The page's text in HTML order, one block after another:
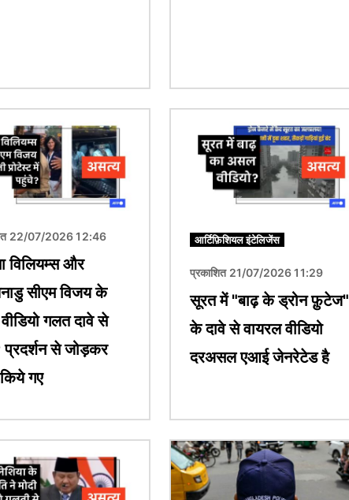
22/07/2026 12:46
विलियम्स और
सीएम विजय के
गलत दावे से
से जोड़कर
गए
आर्टिफ़िशियल इंटेलिजेंस
प्रकाशित 21/07/2026 11:29
सूरत में "बाढ़ के ड्रोन फ़ुटेज"
के दावे से वायरल वीडियो
दरअसल एआई जेनरेटेड है
चित्र